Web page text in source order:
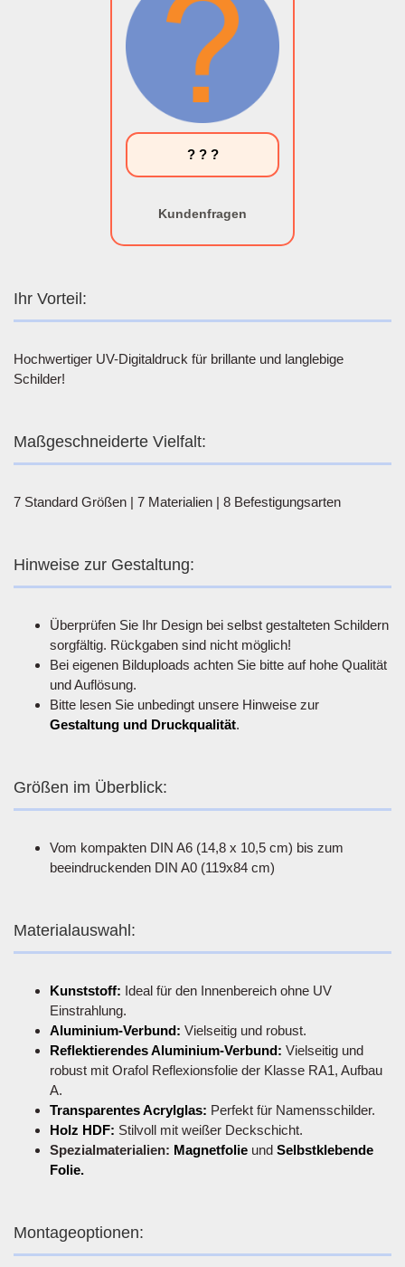
? ? ?
Kundenfragen
Ihr Vorteil:
Hochwertiger UV-Digitaldruck für brillante und langlebige
Schilder!
Maßgeschneiderte Vielfalt:
7 Standard Größen | 7 Materialien | 8 Befestigungsarten
Hinweise zur Gestaltung:
Überprüfen Sie Ihr Design bei selbst gestalteten Schildern
sorgfältig. Rückgaben sind nicht möglich!
Bei eigenen Bilduploads achten Sie bitte auf hohe Qualität
und Auflösung.
Bitte lesen Sie unbedingt unsere Hinweise zur
Gestaltung und Druckqualität.
Größen im Überblick:
Vom kompakten DIN A6 (14,8 x 10,5 cm) bis zum
beeindruckenden DIN A0 (119x84 cm)
Materialauswahl:
Kunststoff: Ideal für den Innenbereich ohne UV
Einstrahlung.
Aluminium-Verbund: Vielseitig und robust.
Reflektierendes Aluminium-Verbund: Vielseitig und
robust mit Orafol Reflexionsfolie der Klasse RA1, Aufbau
A.
Transparentes Acrylglas: Perfekt für Namensschilder.
Holz HDF: Stilvoll mit weißer Deckschicht.
Spezialmaterialien: Magnetfolie und Selbstklebende
Folie.
Montageoptionen: